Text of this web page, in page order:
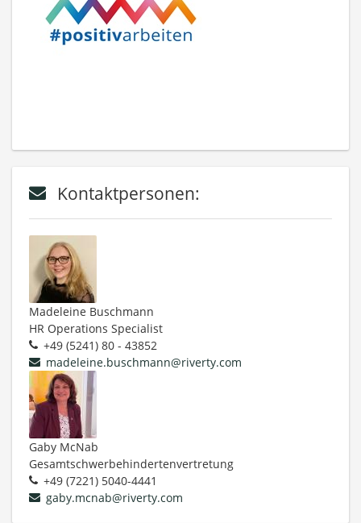
Kontaktpersonen:
Madeleine Buschmann
HR Operations Specialist
+49 (5241) 80 - 43852
madeleine.buschmann@riverty.com
Gaby McNab
Gesamtschwerbehindertenvertretung
+49 (7221) 5040-4441
gaby.mcnab@riverty.com